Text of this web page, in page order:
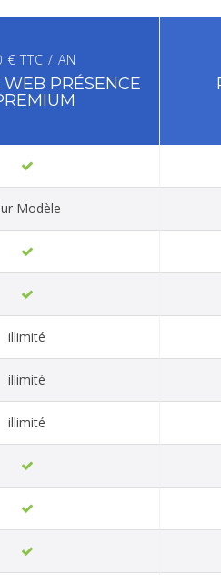
€ TTC / AN
WEB PRÉSENCE
Modèle
illimité
illimité
illimité